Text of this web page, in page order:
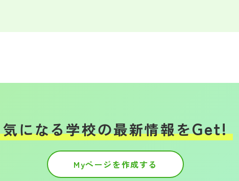
気になる学校の最新情報をGet!
Myページを作成する